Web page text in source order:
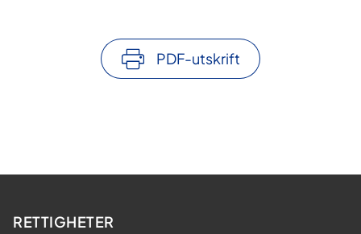
PDF-utskrift
RETTIGHETER